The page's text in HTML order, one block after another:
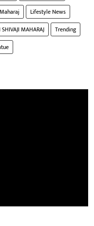
Lifestyle News
MAHARAJ
Trending